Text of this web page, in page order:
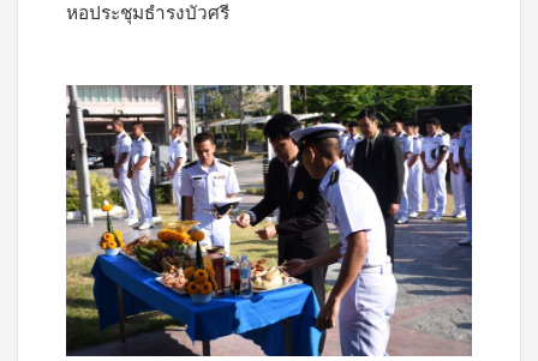
หอประชุมธำรงบัวศรี